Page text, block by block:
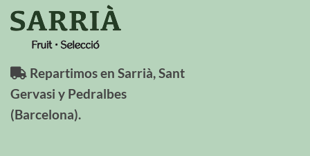
Repartimos en Sarrià, Sant
Gervasi y Pedralbes
(Barcelona).